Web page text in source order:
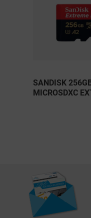
SANDISK
MICROSDXC
PRO UHS-I U3,